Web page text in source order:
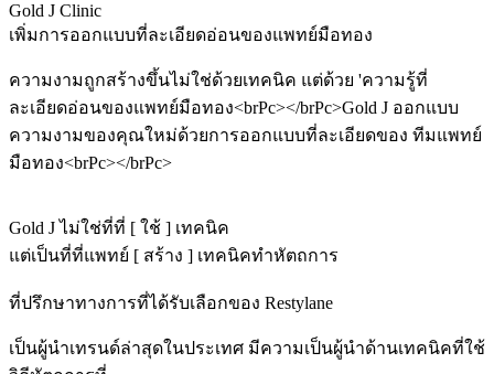
Gold J Clinic
เพิ่มการออกแบบที่ละเอียดอ่อนของแพทย์มือทอง
ความงามถูกสร้างขึ้นไม่ใช่ด้วยเทคนิค แต่ด้วย 'ความรู้ที่
ละเอียดอ่อนของแพทย์มือทอง<brPc></brPc>Gold J ออกแบบ
ความงามของคุณใหม่ด้วยการออกแบบที่ละเอียดของ ทีมแพทย์
มือทอง<brPc></brPc>
Gold J ไม่ใช่ที่ที่ [ ใช้ ] เทคนิค
แต่เป็นที่ที่แพทย์ [ สร้าง ] เทคนิคทำหัตถการ
ที่ปรึกษาทางการที่ได้รับเลือกของ Restylane
เป็นผู้นำเทรนด์ล่าสุดในประเทศ มีความเป็นผู้นำด้านเทคนิคที่ใช้